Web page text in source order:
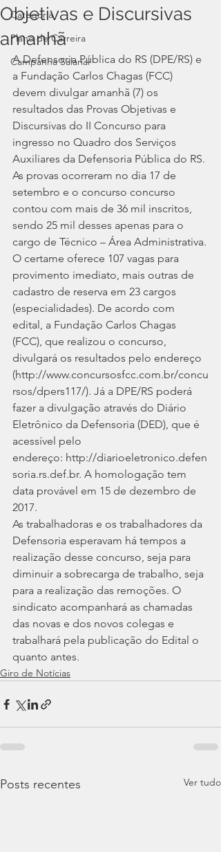
Categoria
Plano de Carreira
Campanha Salarial
Objetivas e Discursivas
amanhã
A Defensoria Pública do RS (DPE/RS) e
a Fundação Carlos Chagas (FCC)
devem divulgar amanhã (7) os
resultados das Provas Objetivas e
Discursivas do II Concurso para
ingresso no Quadro dos Serviços
Auxiliares da Defensoria Pública do RS.
As provas ocorreram no dia 17 de
setembro e o concurso concurso
contou com mais de 36 mil inscritos,
sendo 25 mil desses apenas para o
cargo de Técnico – Área Administrativa.
O certame oferece 107 vagas para
provimento imediato, mais outras de
cadastro de reserva em 23 cargos
(especialidades). De acordo com
edital, a Fundação Carlos Chagas
(FCC), que realizou o concurso,
divulgará os resultados pelo endereço
(http://www.concursosfcc.com.br/concu
rsos/dpers117/). Já a DPE/RS poderá
fazer a divulgação através do Diário
Eletrônico da Defensoria (DED), que é
acessível pelo
endereço: http://diarioeletronico.defen
soria.rs.def.br. A homologação tem
data provável em 15 de dezembro de
2017.
As trabalhadoras e os trabalhadores da
Defensoria esperavam há tempos a
realização desse concurso, seja para
diminuir a sobrecarga de trabalho, seja
para a realização das remoções. O
sindicato acompanhará as chamadas
das novas e dos novos colegas e
trabalhará pela publicação do Edital o
quanto antes.
Giro de Notícias
Posts recentes Ver tudo